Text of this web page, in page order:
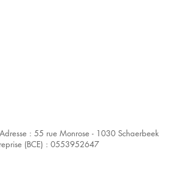
Adresse : 55 rue Monrose - 1030 Schaerbeek
(BCE) : 0553952647